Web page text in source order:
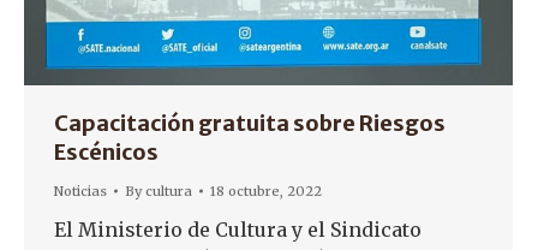
Capacitación gratuita sobre Riesgos
Escénicos
Noticias Bycultura 18 octubre, 2022
El Ministerio de Cultura y el Sindicato